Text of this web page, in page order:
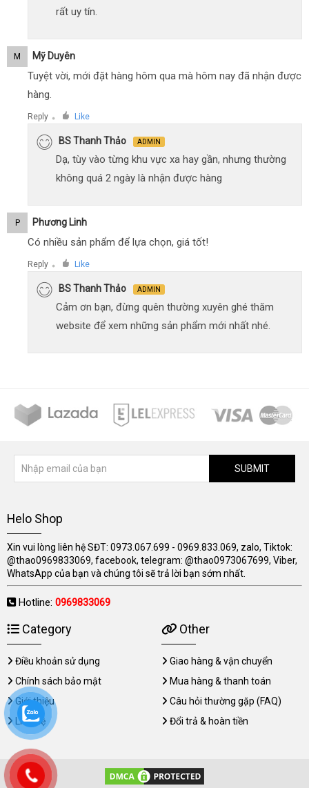
rất uy tín.
M Mỹ Duyên
Tuyệt vời, mới đặt hàng hôm qua mà hôm nay đã nhận được
hàng.
Reply ● Like
BS Thanh Thảo ADMIN
Dạ, tùy vào từng khu vực xa hay gần, nhưng thường
không quá 2 ngày là nhận được hàng
P Phương Linh
Có nhiều sản phẩm để lựa chọn, giá tốt!
Reply ● Like
BS Thanh Thảo ADMIN
Cảm ơn bạn, đừng quên thường xuyên ghé thăm
website để xem những sản phẩm mới nhất nhé.
SUBMIT
Helo Shop
Xin vui lòng liên hệ SĐT: 0973.067.699 - 0969.833.069, zalo, Tiktok:
@thao0969833069, facebook, telegram: @thao0973067699, Viber,
WhatsApp của bạn và chúng tôi sẽ trả lời bạn sớm nhất.
Hotline: 0969833069
Category
Điều khoản sử dụng
Chính sách bảo mật
Giới thiệu
Liên hệ
Other
Giao hàng & vận chuyển
Mua hàng & thanh toán
Câu hỏi thường gặp (FAQ)
Đổi trả & hoàn tiền